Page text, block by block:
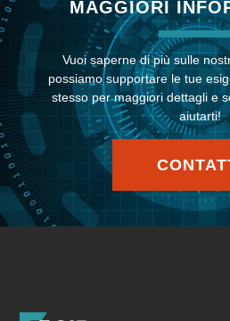
MAGGIORI
Vuoi saperne di più sulle
possiamo supportare le tue
stesso per maggiori dettagli e
aiutarti!